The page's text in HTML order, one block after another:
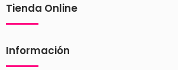
Tienda Online
Información